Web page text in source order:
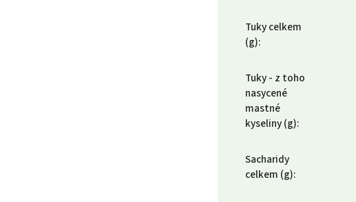
Tuky celkem
(g):
Tuky - z toho
nasycené
mastné
kyseliny (g):
Sacharidy
celkem (g):